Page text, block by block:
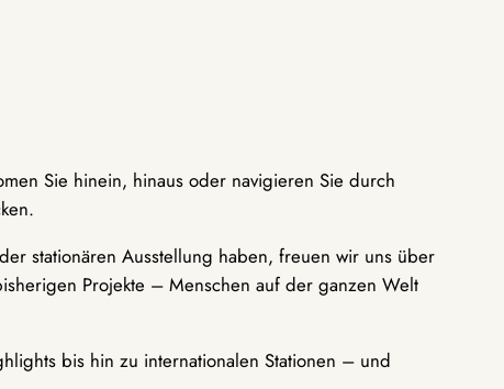
Sie hinein, hinaus oder navigieren Sie durch
stationären Ausstellung haben, freuen wir uns über
Projekte – Menschen auf der ganzen Welt
bis hin zu internationalen Stationen – und